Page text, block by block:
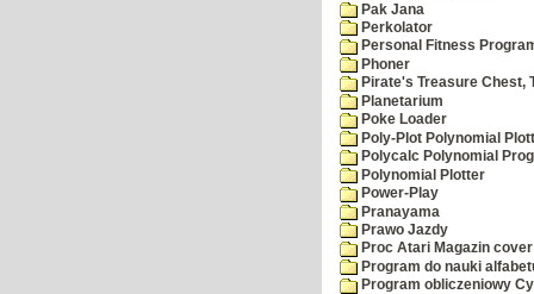
Pak Jana
Perkolator
Personal Fitness
Phoner
Pirate's Treasure Chest,
Planetarium
Poke Loader
Poly-Plot Polynomial
Polycalc Polynomial
Polynomial Plotter
Power-Play
Pranayama
Prawo Jazdy
Proc Atari Magazin
Program do nauki
Program obliczeniowy